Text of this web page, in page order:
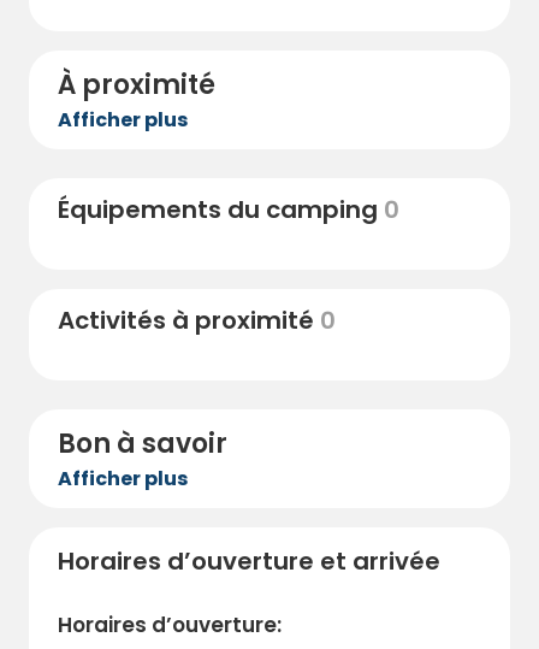
À proximité
Afficher plus
Équipements du camping 0
Activités à proximité 0
Bon à savoir
Afficher plus
Horaires d’ouverture et arrivée
Horaires d’ouverture: